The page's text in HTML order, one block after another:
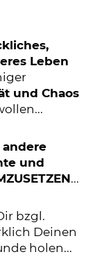
Leben
und weniger
und Chaos
andere
und
...
bzgl.
Deinen
holen...